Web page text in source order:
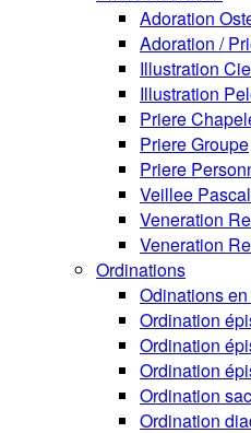
Adoration
Adoration /
Illustration
Illustration
Priere
Priere Groupe
Priere
Veillee
Veneration
Veneration
Ordinations
Odinations
Ordination
Ordination
Ordination
Ordination
Ordination